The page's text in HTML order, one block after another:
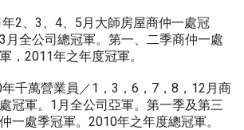
2、3、4、5月大師房屋商仲一處冠
月全公司總冠軍。第一、二季商仲一處
，2011年之年度冠軍。
千萬營業員／1，3，6，7，8，12月商
冠軍。1月全公司亞軍。第一季及第三
一處季冠軍。2010年之年度總冠軍。